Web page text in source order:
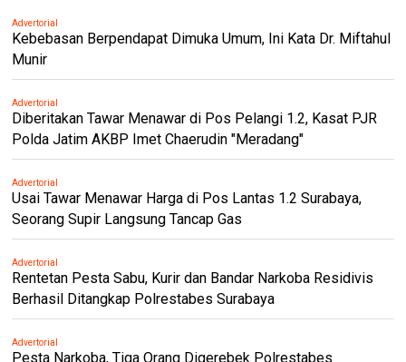
Advertorial
Kebebasan Berpendapat Dimuka Umum, Ini Kata Dr. Miftahul
Munir
Advertorial
Diberitakan Tawar Menawar di Pos Pelangi 1.2, Kasat PJR
Polda Jatim AKBP Imet Chaerudin "Meradang"
Advertorial
Usai Tawar Menawar Harga di Pos Lantas 1.2 Surabaya,
Seorang Supir Langsung Tancap Gas
Advertorial
Rentetan Pesta Sabu, Kurir dan Bandar Narkoba Residivis
Berhasil Ditangkap Polrestabes Surabaya
Advertorial
Pesta Narkoba, Tiga Orang Digerebek Polrestabes